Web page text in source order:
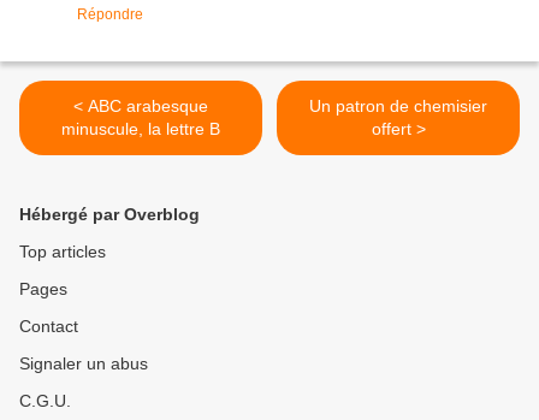
Répondre
< ABC arabesque
minuscule, la lettre B
Un patron de chemisier
offert >
Hébergé par Overblog
Top articles
Pages
Contact
Signaler un abus
C.G.U.